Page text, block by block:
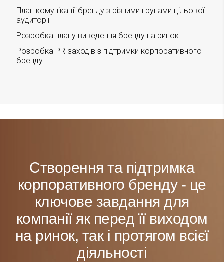
План комунікації бренду з різними групами цільової
аудиторії
Розробка плану виведення бренду на ринок
Розробка PR-заходів з підтримки корпоративного
бренду
Створення та підтримка
корпоративного бренду - це
ключове завдання для
компанії як перед її виходом
на ринок, так і протягом всієї
діяльності